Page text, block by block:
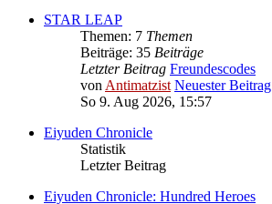
STAR LEAP
Themen: 7 Themen
Beiträge: 35 Beiträge
Letzter Beitrag Freundescodes
vonAntimatzist Neuester Beitrag
So 9. Aug 2026, 15:57
Eiyuden Chronicle
Statistik
Letzter Beitrag
Eiyuden Chronicle: Hundred Heroes